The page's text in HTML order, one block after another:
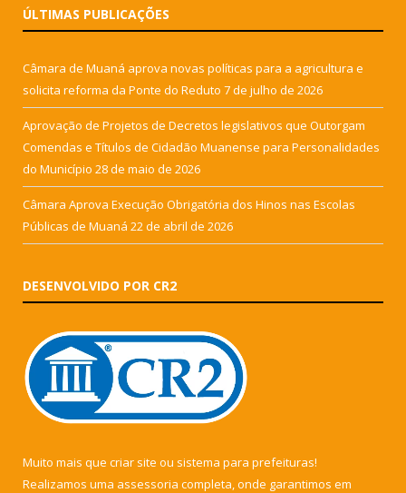
ÚLTIMAS PUBLICAÇÕES
Câmara de Muaná aprova novas políticas para a agricultura e
solicita reforma da Ponte do Reduto 7 de julho de 2026
Aprovação de Projetos de Decretos legislativos que Outorgam
Comendas e Títulos de Cidadão Muanense para Personalidades
do Município 28 de maio de 2026
Câmara Aprova Execução Obrigatória dos Hinos nas Escolas
Públicas de Muaná 22 de abril de 2026
DESENVOLVIDO POR CR2
Muito mais que criar site ou sistema para prefeituras!
Realizamos uma assessoria completa, onde garantimos em